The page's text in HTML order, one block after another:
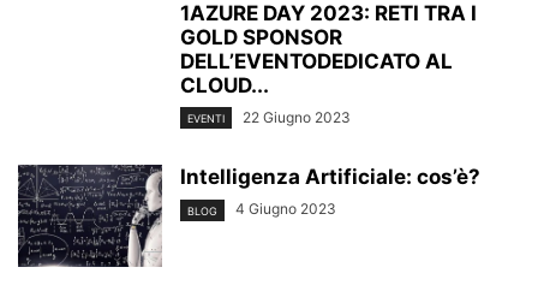
1AZURE DAY 2023: RETI TRA I
GOLD SPONSOR
DELL’EVENTODEDICATO AL
CLOUD...
EVENTI 22 Giugno 2023
Intelligenza Artificiale: cos’è?
BLOG 4 Giugno 2023